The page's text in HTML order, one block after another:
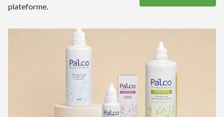
plateforme.